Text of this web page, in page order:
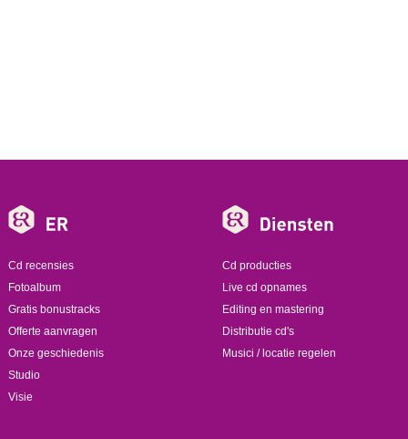
Cd recensies
Fotoalbum
Gratis bonustracks
Offerte aanvragen
Onze geschiedenis
Studio
Visie
Cd producties
Live cd opnames
Editing en mastering
Distributie cd's
Musici / locatie regelen